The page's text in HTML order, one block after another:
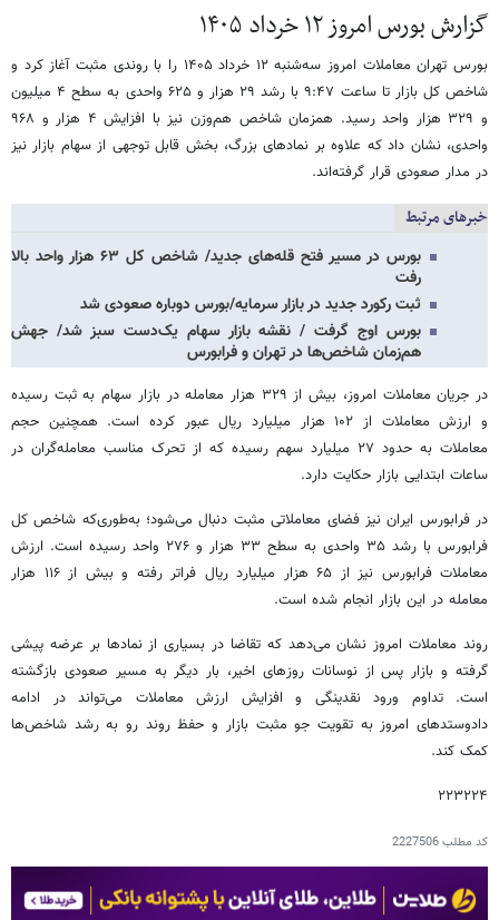
گزارش بورس امروز ۱۲ خرداد ۱۴۰۵
بورس تهران معاملات امروز سه‌شنبه ۱۲ خرداد ۱۴۰۵ را با روندی مثبت آغاز کرد و
شاخص کل بازار تا ساعت ۹:۴۷ با رشد ۲۹ هزار و ۶۲۵ واحدی به سطح ۴ میلیون
و ۳۲۹ هزار واحد رسید. همزمان شاخص هم‌وزن نیز با افزایش ۴ هزار و ۹۶۸
واحدی، نشان داد که علاوه بر نمادهای بزرگ، بخش قابل توجهی از سهام بازار نیز
در مدار صعودی قرار گرفته‌اند.
خبرهای مرتبط
بورس در مسیر فتح قله‌های جدید/ شاخص کل ۶۳ هزار واحد بالا
رفت
ثبت رکورد جدید در بازار سرمایه/بورس دوباره صعودی شد
بورس اوج گرفت / نقشه بازار سهام یک‌دست سبز شد/ جهش
هم‌زمان شاخص‌ها در تهران و فرابورس
در جریان معاملات امروز، بیش از ۳۲۹ هزار معامله در بازار سهام به ثبت رسیده
و ارزش معاملات از ۱۰۲ هزار میلیارد ریال عبور کرده است. همچنین حجم
معاملات به حدود ۲۷ میلیارد سهم رسیده که از تحرک مناسب معامله‌گران در
ساعات ابتدایی بازار حکایت دارد.
در فرابورس ایران نیز فضای معاملاتی مثبت دنبال می‌شود؛ به‌طوری‌که شاخص کل
فرابورس با رشد ۳۵ واحدی به سطح ۳۳ هزار و ۲۷۶ واحد رسیده است. ارزش
معاملات فرابورس نیز از ۶۵ هزار میلیارد ریال فراتر رفته و بیش از ۱۱۶ هزار
معامله در این بازار انجام شده است.
روند معاملات امروز نشان می‌دهد که تقاضا در بسیاری از نمادها بر عرضه پیشی
گرفته و بازار پس از نوسانات روزهای اخیر، بار دیگر به مسیر صعودی بازگشته
است. تداوم ورود نقدینگی و افزایش ارزش معاملات می‌تواند در ادامه
دادوستدهای امروز به تقویت جو مثبت بازار و حفظ روند رو به رشد شاخص‌ها
کمک کند.
۲۲۳۲۲۴
کد مطلب2227506